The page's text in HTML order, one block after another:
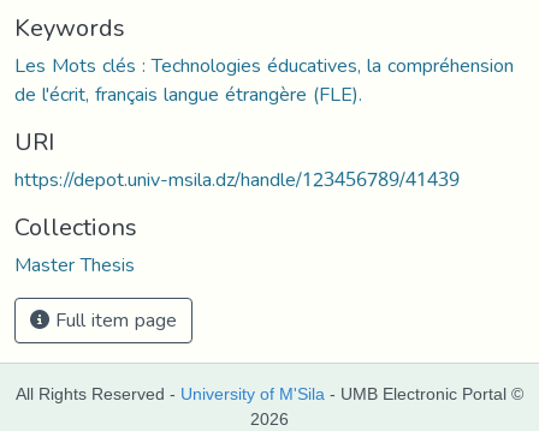
Keywords
Les Mots clés : Technologies éducatives, la compréhension
de l'écrit, français langue étrangère (FLE).
URI
https://depot.univ-msila.dz/handle/123456789/41439
Collections
Master Thesis
Full item page
All Rights Reserved - University of M'Sila - UMB Electronic Portal ©
2026